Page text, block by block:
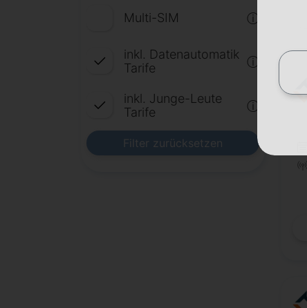
Multi-SIM ⓘ
inkl. Datenautomatik
Tarife
ⓘ
inkl. Junge-Leute
Tarife
ⓘ
Filter zurücksetzen